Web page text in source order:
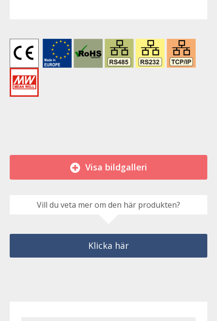
Visa bildgalleri
Vill du veta mer om den här produkten?
Klicka här